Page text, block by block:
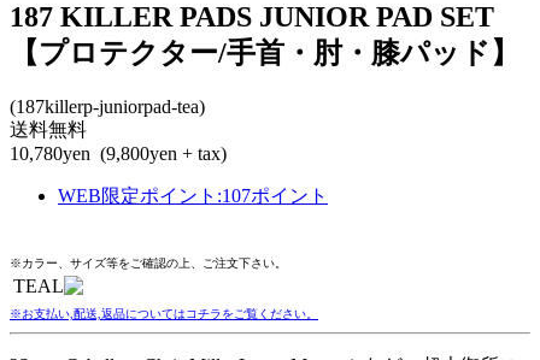
187 KILLER PADS JUNIOR PAD SET
【プロテクター/手首・肘・膝パッド】
(187killerp-juniorpad-tea)
送料無料
10,780yen (9,800yen + tax)
WEB限定ポイント :107ポイント
※カラー、サイズ等をご確認の上、ご注文下さい。
TEAL
※お支払い,配送,返品についてはコチラをご覧ください。